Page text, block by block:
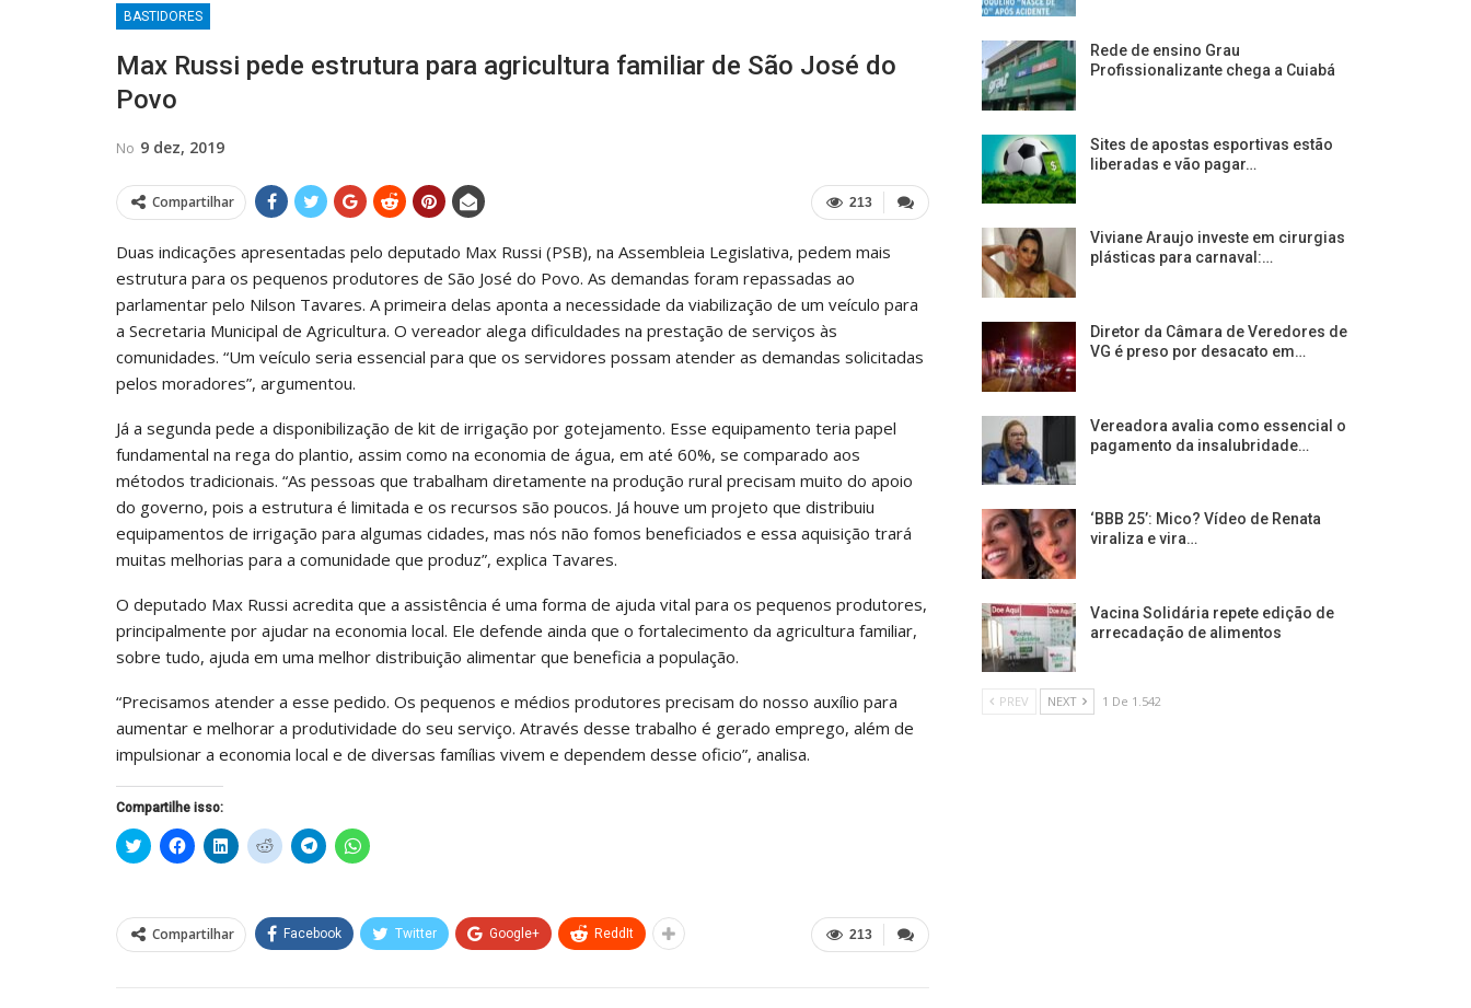
BASTIDORES
Max Russi pede estrutura para agricultura familiar de São José do
Povo
No 9 dez, 2019
213
Compartilhar
Duas indicações apresentadas pelo deputado Max Russi (PSB), na Assembleia Legislativa, pedem mais
estrutura para os pequenos produtores de São José do Povo. As demandas foram repassadas ao
parlamentar pelo Nilson Tavares. A primeira delas aponta a necessidade da viabilização de um veículo para
a Secretaria Municipal de Agricultura. O vereador alega dificuldades na prestação de serviços às
comunidades. “Um veículo seria essencial para que os servidores possam atender as demandas solicitadas
pelos moradores”, argumentou.
Já a segunda pede a disponibilização de kit de irrigação por gotejamento. Esse equipamento teria papel
fundamental na rega do plantio, assim como na economia de água, em até 60%, se comparado aos
métodos tradicionais. “As pessoas que trabalham diretamente na produção rural precisam muito do apoio
do governo, pois a estrutura é limitada e os recursos são poucos. Já houve um projeto que distribuiu
equipamentos de irrigação para algumas cidades, mas nós não fomos beneficiados e essa aquisição trará
muitas melhorias para a comunidade que produz”, explica Tavares.
O deputado Max Russi acredita que a assistência é uma forma de ajuda vital para os pequenos produtores,
principalmente por ajudar na economia local. Ele defende ainda que o fortalecimento da agricultura familiar,
sobre tudo, ajuda em uma melhor distribuição alimentar que beneficia a população.
“Precisamos atender a esse pedido. Os pequenos e médios produtores precisam do nosso auxílio para
aumentar e melhorar a produtividade do seu serviço. Através desse trabalho é gerado emprego, além de
impulsionar a economia local e de diversas famílias vivem e dependem desse oficio”, analisa.
Compartilhe isso:
Clique
para
em
nova
janela)
Clique
para
em
nova
janela)
Clique
para
em
nova
janela)
Clique
para
em
nova
janela)
Clique
para
em
nova
janela)
Clique
para
em
nova
janela) 213
Compartilhar Facebook Twitter Google+ ReddIt
Rede de ensino Grau
Profissionalizante chega a Cuiabá
Sites de apostas esportivas estão
liberadas e vão pagar…
Viviane Araujo investe em cirurgias
plásticas para carnaval:…
Diretor da Câmara de Veredores de
VG é preso por desacato em…
Vereadora avalia como essencial o
pagamento da insalubridade…
‘BBB 25’: Mico? Vídeo de Renata
viraliza e vira…
Vacina Solidária repete edição de
arrecadação de alimentos
PREV NEXT 1 De 1.542